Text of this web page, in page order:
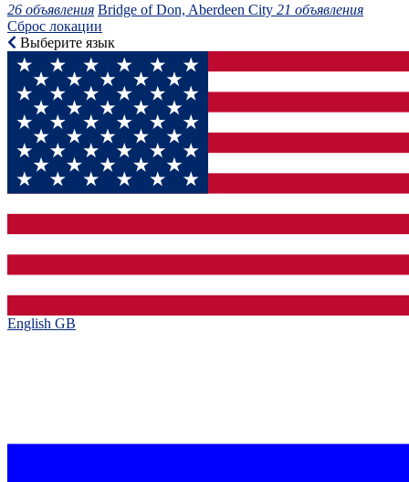
26 объявления Bridge of Don, Aberdeen City 21 объявления
Сброс локации
Выберите язык
English GB‎